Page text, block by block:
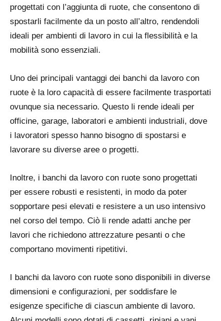
progettati con l’aggiunta di ruote, che consentono di
spostarli facilmente da un posto all’altro, rendendoli
ideali per ambienti di lavoro in cui la flessibilità e la
mobilità sono essenziali.
Uno dei principali vantaggi dei banchi da lavoro con
ruote è la loro capacità di essere facilmente trasportati
ovunque sia necessario. Questo li rende ideali per
officine, garage, laboratori e ambienti industriali, dove
i lavoratori spesso hanno bisogno di spostarsi e
lavorare su diverse aree o progetti.
Inoltre, i banchi da lavoro con ruote sono progettati
per essere robusti e resistenti, in modo da poter
sopportare pesi elevati e resistere a un uso intensivo
nel corso del tempo. Ciò li rende adatti anche per
lavori che richiedono attrezzature pesanti o che
comportano movimenti ripetitivi.
I banchi da lavoro con ruote sono disponibili in diverse
dimensioni e configurazioni, per soddisfare le
esigenze specifiche di ciascun ambiente di lavoro.